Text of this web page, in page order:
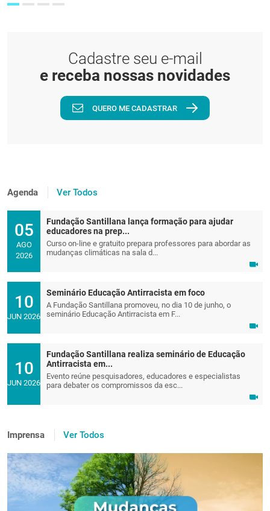
Cadastre seu e-mail
e receba nossas novidades
QUERO ME CADASTRAR
Agenda Ver Todos
05
AGO
2026
Fundação Santillana lança formação para ajudar
educadores na prep...
Curso on-line e gratuito prepara professores para abordar as
mudanças climáticas na sala d...
10
JUN 2026
Seminário Educação Antirracista em foco
A Fundação Santillana promoveu, no dia 10 de junho, o
seminário Educação Antirracista em F...
10
JUN 2026
Fundação Santillana realiza seminário de Educação
Antirracista em...
Evento reúne pesquisadores, educadores e especialistas
para debater os compromissos da esc...
Imprensa Ver Todos